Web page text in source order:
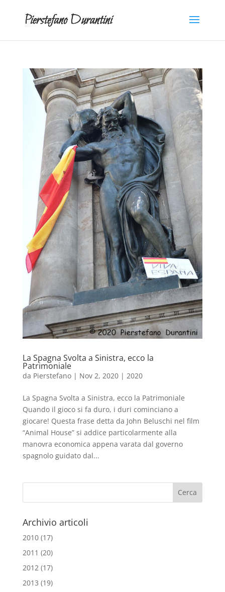
La Spagna Svolta a Sinistra, ecco la
Patrimoniale
da Pierstefano| Nov 2, 2020| 2020
La Spagna Svolta a Sinistra, ecco la Patrimoniale
Quando il gioco si fa duro, i duri cominciano a
giocare! Questa frase detta da John Beluschi nel film
“Animal House” si addice particolarmente alla
manovra economica appena varata dal governo
spagnolo guidato dal...
Archivio articoli
2010(17)
2011 (20)
2012 (17)
2013 (19)